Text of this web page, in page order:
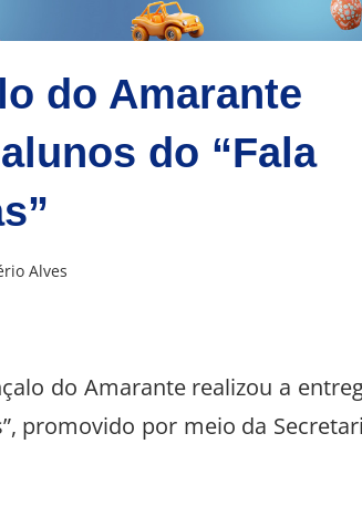
do Amarante
do “Fala
Alves
do Amarante realizou a
promovido por meio da